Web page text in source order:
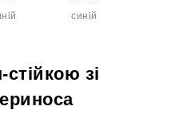
стійкою зі